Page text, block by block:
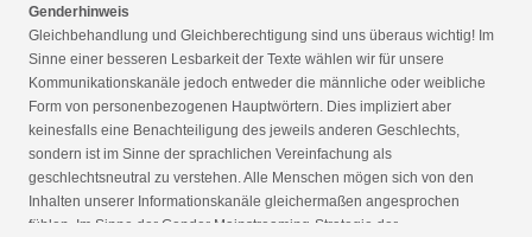
Genderhinweis
Gleichbehandlung und Gleichberechtigung sind uns überaus wichtig! Im
Sinne einer besseren Lesbarkeit der Texte wählen wir für unsere
Kommunikationskanäle jedoch entweder die männliche oder weibliche
Form von personenbezogenen Hauptwörtern. Dies impliziert aber
keinesfalls eine Benachteiligung des jeweils anderen Geschlechts,
sondern ist im Sinne der sprachlichen Vereinfachung als
geschlechtsneutral zu verstehen. Alle Menschen mögen sich von den
Inhalten unserer Informationskanäle gleichermaßen angesprochen
fühlen. Im Sinne der Gender Mainstreaming-Strategie der